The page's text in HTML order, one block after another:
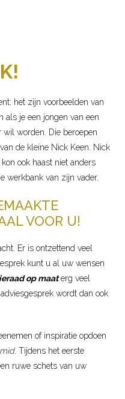
het zijn voorbeelden van
als je een jongen van een
worden. Die beroepen
de kleine Nick Keen. Nick
ook haast niet anders
werkbank van zijn vader.
VOOR U!
Er is ontzettend veel
kunt u al uw wensen
op maaterg veel
wordt dan ook
of inspiratie opdoen
. Tijdens het eerste
ruwe schets van uw